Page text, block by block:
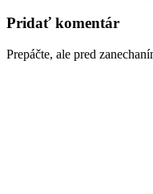
Pridať komentár
Prepáčte, ale pred